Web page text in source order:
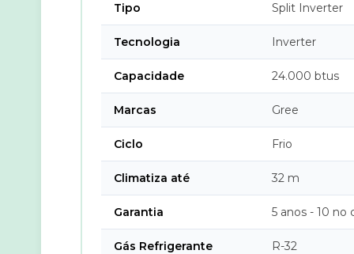
Tipo Split Inverter
Tecnologia Inverter
Capacidade 24.000 btus
Marcas Gree
Ciclo Frio
Climatiza até 32 m
Garantia 5 anos - 10 no
Gás Refrigerante R-32